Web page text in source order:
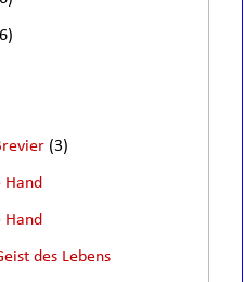
(3)
Hand
Hand
des Lebens